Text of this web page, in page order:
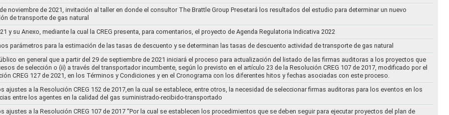
de noviembre de 2021, invitación al taller en donde el consultor The Brattle Group Presetará los resultados del estudio para determinar un nuevo
de transporte de gas natural
y su Anexo, mediante la cual la CREG presenta, para comentarios, el proyecto de Agenda Regulatoria Indicativa 2022
parámetros para la estimación de las tasas de descuento y se determinan las tasas de descuento actividad de transporte de gas natural
en general que a partir del 29 de septiembre de 2021 iniciará el proceso para actualización del listado de las firmas auditoras a los proyectos que
de selección o (ii) a través del transportador incumbente, según lo previsto en el artículo 23 de la Resolución CREG 107 de 2017, modificado por el
CREG 127 de 2021, en los Términos y Condiciones y en el Cronograma con los diferentes hitos y fechas asociadas con este proceso.
ajustes a la Resolución CREG 152 de 2017,en la cual se establece, entre otros, la necesidad de seleccionar firmas auditoras para los eventos en los
entre los agentes en la calidad del gas suministrado-recibido-transportado
ajustes a la Resolución CREG 107 de 2017 “Por la cual se establecen los procedimientos que se deben seguir para ejecutar proyectos del plan de